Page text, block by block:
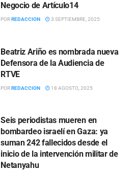
Negocio de Artículo14
PORREDACCION 3 SEPTIEMBRE, 2025
Beatriz Ariño es nombrada nueva
Defensora de la Audiencia de
RTVE
PORREDACCION 18 AGOSTO, 2025
Seis periodistas mueren en
bombardeo israelí en Gaza: ya
suman 242 fallecidos desde el
inicio de la intervención militar de
Netanyahu